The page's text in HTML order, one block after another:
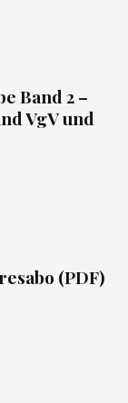
Band 2 –
VgV und
(PDF)